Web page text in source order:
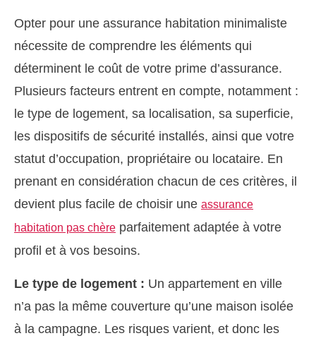
Opter pour une assurance habitation minimaliste
nécessite de comprendre les éléments qui
déterminent le coût de votre prime d’assurance.
Plusieurs facteurs entrent en compte, notamment :
le type de logement, sa localisation, sa superficie,
les dispositifs de sécurité installés, ainsi que votre
statut d’occupation, propriétaire ou locataire. En
prenant en considération chacun de ces critères, il
devient plus facile de choisir une assurance
habitation pas chère parfaitement adaptée à votre
profil et à vos besoins.
Le type de logement : Un appartement en ville
n’a pas la même couverture qu’une maison isolée
à la campagne. Les risques varient, et donc les